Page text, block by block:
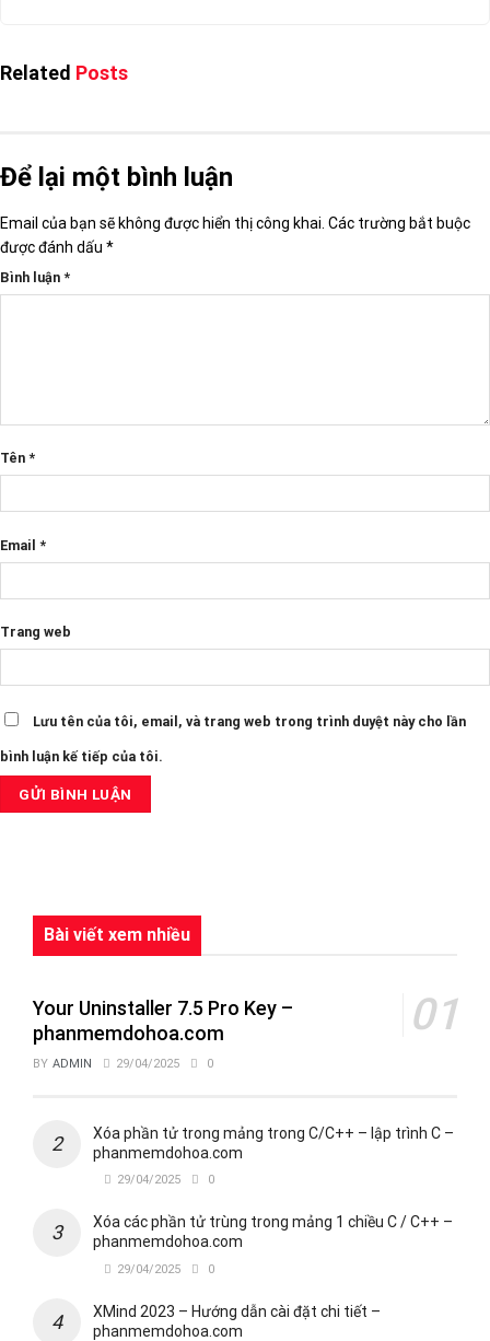
Related Posts
Để lại một bình luận
Email của bạn sẽ không được hiển thị công khai. Các trường bắt buộc
được đánh dấu *
Bình luận *
Tên *
Email *
Trang web
Lưu tên của tôi, email, và trang web trong trình duyệt này cho lần
bình luận kế tiếp của tôi.
Bài viết xem nhiều
Your Uninstaller 7.5 Pro Key –
phanmemdohoa.com
BY ADMIN 29/04/2025 0
Xóa phần tử trong mảng trong C/C++ – lập trình C –
phanmemdohoa.com
29/04/2025 0
Xóa các phần tử trùng trong mảng 1 chiều C / C++ –
phanmemdohoa.com
29/04/2025 0
XMind 2023 – Hướng dẫn cài đặt chi tiết –
phanmemdohoa.com